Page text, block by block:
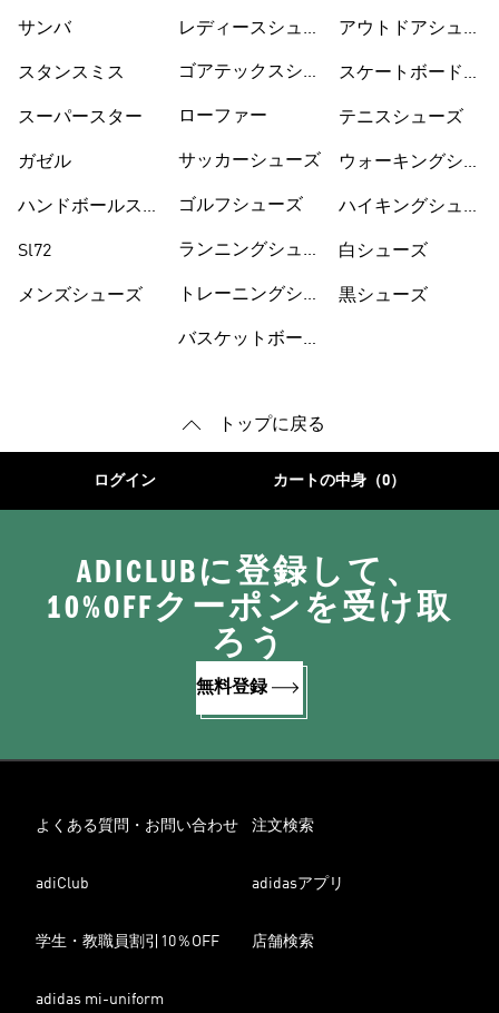
サンバ
スタンスミス
スーパースター
ガゼル
ハンドボールスペ
Sl72
メンズシューズ
レディースシュー
ゴアテックスシュ
ローファー
サッカーシューズ
ゴルフシューズ
ランニングシュー
トレーニングシュ
バスケットボール
シューズ
アウトドアシュー
スケートボードシ
テニスシューズ
ウォーキングシュ
ハイキングシュー
白シューズ
黒シューズ
トップに戻る
ログイン カートの中身（0）
ADICLUBに登録して、
10%OFFクーポンを受け取
ろう
無料登録
よくある質問・お問い合わせ 注文検索
adiClub adidasアプリ
学生・教職員割引10％OFF 店舗検索
adidas mi-uniform